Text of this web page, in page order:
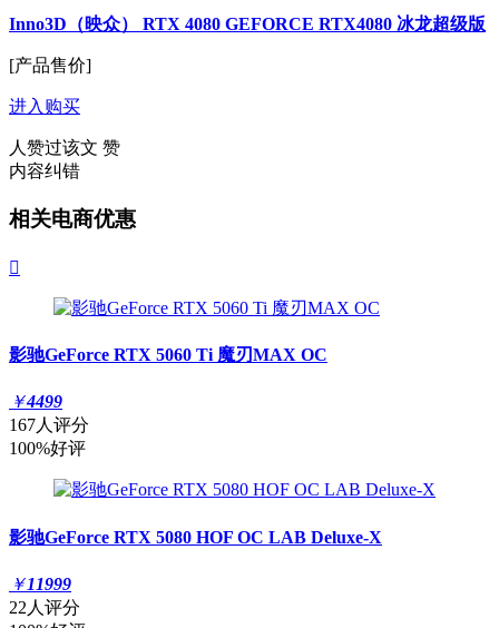
Inno3D（映众） RTX 4080 GEFORCE RTX4080 冰龙超级版
[产品售价]
进入购买
人赞过该文 赞
内容纠错
相关电商优惠

影驰GeForce RTX 5060 Ti 魔刃MAX OC
￥4499
167人评分
100%好评
影驰GeForce RTX 5080 HOF OC LAB Deluxe-X
￥11999
22人评分